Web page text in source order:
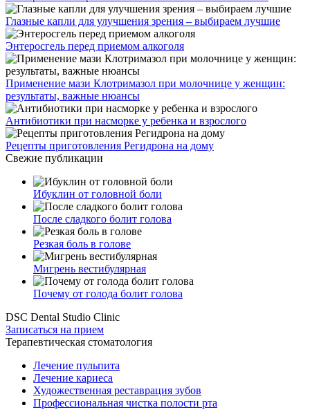
Глазные капли для улучшения зрения – выбираем лучшие
Энтеросгель перед приемом алкоголя
Применение мази Клотримазол при молочнице у женщин:
результаты, важные нюансы
Антибиотики при насморке у ребенка и взрослого
Рецепты приготовления Регидрона на дому
Свежие публикации
Ибуклин от головной боли
После сладкого болит голова
Резкая боль в голове
Мигрень вестибулярная
Почему от голода болит голова
DSC Dental Studio Clinic
Записаться на прием
Терапевтическая стоматология
Лечение пульпита
Лечение кариеса
Художественная реставрация зубов
Профессиональная чистка полости рта